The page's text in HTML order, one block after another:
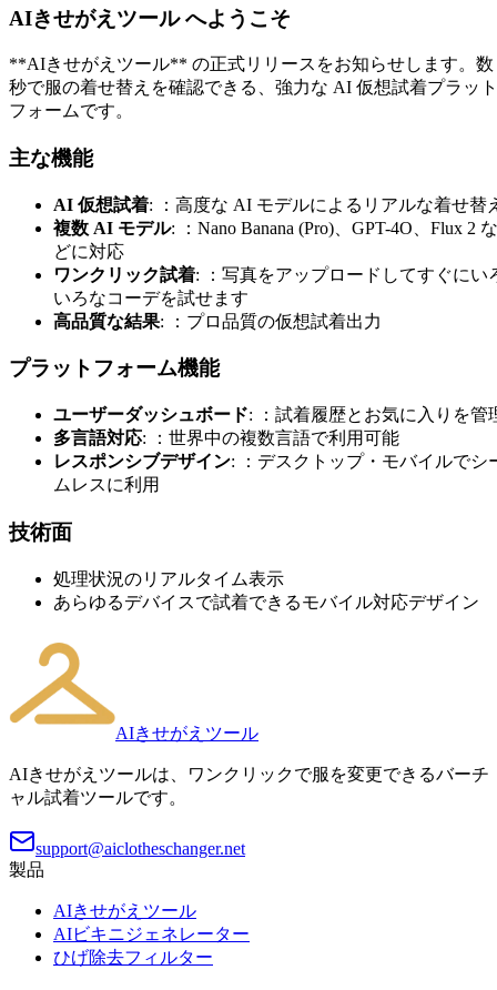
AIきせがえツール へようこそ
**AIきせがえツール** の正式リリースをお知らせします。数
秒で服の着せ替えを確認できる、強力な AI 仮想試着プラット
フォームです。
主な機能
AI 仮想試着: ：高度な AI モデルによるリアルな着せ替
複数 AI モデル: ：Nano Banana (Pro)、GPT-4O、Flux 2 な
どに対応
ワンクリック試着: ：写真をアップロードしてすぐにい
いろなコーデを試せます
高品質な結果: ：プロ品質の仮想試着出力
プラットフォーム機能
ユーザーダッシュボード: ：試着履歴とお気に入りを管
多言語対応: ：世界中の複数言語で利用可能
レスポンシブデザイン: ：デスクトップ・モバイルでシ
ムレスに利用
技術面
処理状況のリアルタイム表示
あらゆるデバイスで試着できるモバイル対応デザイン
AIきせがえツール
AIきせがえツールは、ワンクリックで服を変更できるバーチ
ャル試着ツールです。
support@aiclotheschanger.net
製品
AIきせがえツール
AIビキニジェネレーター
ひげ除去フィルター